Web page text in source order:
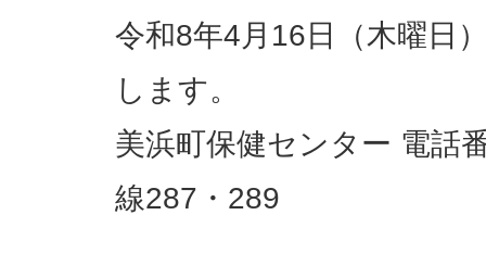
令和8年4月16日（木曜日
します。
美浜町保健センター 電話
線287・289